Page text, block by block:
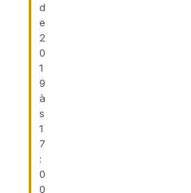
d
e
2
0
1
9
à
s
1
7
:
0
0